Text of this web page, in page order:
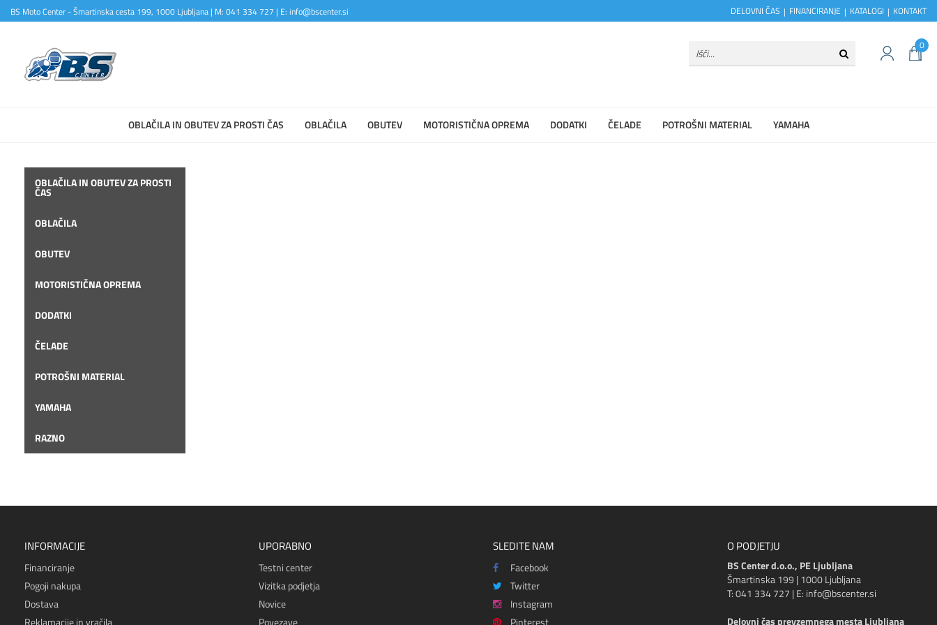
BS Moto Center - Šmartinska cesta 199, 1000 Ljubljana | M: 041 334 727 | E: info@bscenter.si DELOVNI ČAS FINANCIRANJE KATALOGI KONTAKT
0
OBLAČILA IN OBUTEV ZA PROSTI ČAS OBLAČILA OBUTEV MOTORISTIČNA OPREMA DODATKI ČELADE POTROŠNI MATERIAL YAMAHA
OBLAČILA IN OBUTEV ZA PROSTI
ČAS
OBLAČILA
OBUTEV
MOTORISTIČNA OPREMA
DODATKI
ČELADE
POTROŠNI MATERIAL
YAMAHA
RAZNO
INFORMACIJE
Financiranje
Pogoji nakupa
Dostava
Reklamacije in vračila
UPORABNO
Testni center
Vizitka podjetja
Novice
Povezave
SLEDITE NAM
Facebook
Twitter
Instagram
Pinterest
O PODJETJU
BS Center d.o.o., PE Ljubljana
Šmartinska 199 | 1000 Ljubljana
T: 041 334 727 | E: info@bscenter.si
Delovni čas prevzemnega mesta Ljubljana